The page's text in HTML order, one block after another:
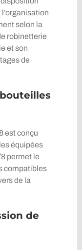
selon la
robinetterie
et son
de
est conçu
équipées
permet le
compatibles
de la
de